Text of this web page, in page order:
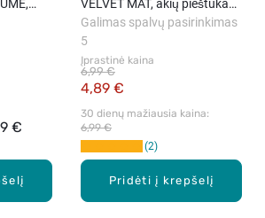
€
Pridėti į krepšelį
VELVET MAT, akių pieštukas,
1.3 g
Įprastinė kaina
4,89 €
6,99 €
30 dienų mažiausia kaina:
6,99 €
Galimas spalvų pasirinkimas
5
2